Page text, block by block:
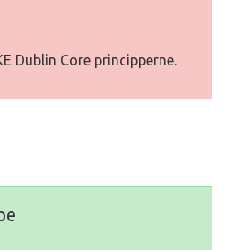
Dublin Core principperne.